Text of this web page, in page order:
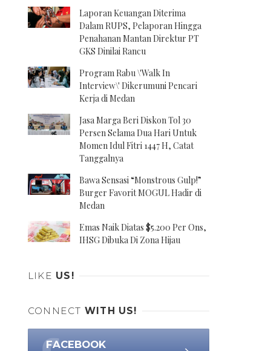
Laporan Keuangan Diterima
Dalam RUPS, Pelaporan Hingga
Penahanan Mantan Direktur PT
GKS Dinilai Rancu
Program Rabu \'Walk In
Interview\' Dikerumuni Pencari
Kerja di Medan
Jasa Marga Beri Diskon Tol 30
Persen Selama Dua Hari Untuk
Momen Idul Fitri 1447 H, Catat
Tanggalnya
Bawa Sensasi “Monstrous Gulp!”
Burger Favorit MOGUL Hadir di
Medan
Emas Naik Diatas $5.200 Per Ons,
IHSG Dibuka Di Zona Hijau
LIKE US!
CONNECT WITH US!
FACEBOOK